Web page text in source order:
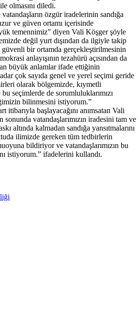
olmasını diledi.
özgür iradelerinin sandığa
ve güven ortamı içerisinde
temennimiz” diyen Vali Köşger şöyle
değil yurt dışından da ilgiyle takip
bir ortamda gerçekleştirilmesinin
anlayışının tezahürü açısından da
büyük anlamlar ifade ettiğinin
çok sayıda genel ve yerel seçimi geride
olarak bölgemizde, kıymetli
seçimlerde de sorumluluklarımızı
bilinmesini istiyorum.”
itibarıyla başlayacağını anımsatan Vali
vatandaşlarımızın iradesini tam ve
altında kalmadan sandığa yansıtmalarını
ilimizde gereken tüm tedbirlerin
bildiriyor ve vatandaşlarımızın bu
istiyorum.” ifadelerini kullandı.